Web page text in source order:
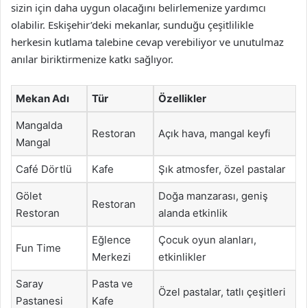
sizin için daha uygun olacağını belirlemenize yardımcı
olabilir. Eskişehir’deki mekanlar, sunduğu çeşitlilikle
herkesin kutlama talebine cevap verebiliyor ve unutulmaz
anılar biriktirmenize katkı sağlıyor.
Mekan Adı Tür Özellikler
Mangalda
Mangal
Restoran Açık hava, mangal keyfi
Café Dörtlü Kafe Şık atmosfer, özel pastalar
Gölet
Restoran
Restoran
Doğa manzarası, geniş
alanda etkinlik
Fun Time
Eğlence
Merkezi
Çocuk oyun alanları,
etkinlikler
Saray
Pastanesi
Pasta ve
Kafe
Özel pastalar, tatlı çeşitleri